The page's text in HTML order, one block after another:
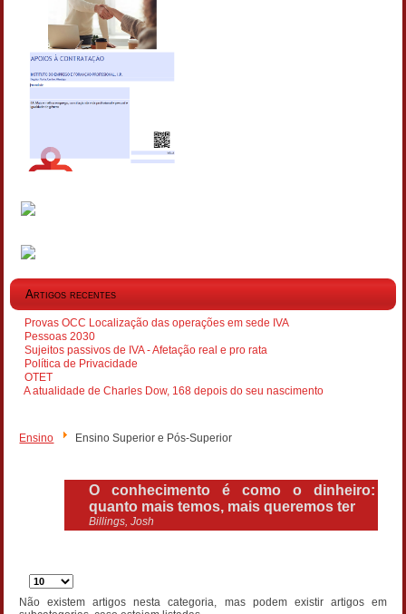
Artigos recentes
Provas OCC Localização das operações em sede IVA
Pessoas 2030
Sujeitos passivos de IVA - Afetação real e pro rata
Política de Privacidade
OTET
A atualidade de Charles Dow, 168 depois do seu nascimento
Ensino Ensino Superior e Pós-Superior
O conhecimento é como o dinheiro:
quanto mais temos, mais queremos ter
Billings, Josh
Qtd.
mostrar
Não existem artigos nesta categoria, mas podem existir artigos em